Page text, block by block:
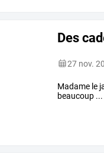
Des
27 nov.
Madame le
beaucoup ...